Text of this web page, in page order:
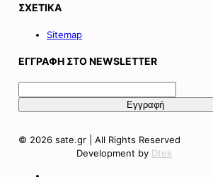
ΣΧΕΤΙΚΑ
Sitemap
ΕΓΓΡΑΦΗ ΣΤΟ NEWSLETTER
© 2026 sate.gr | All Rights Reserved
Development by Dtek